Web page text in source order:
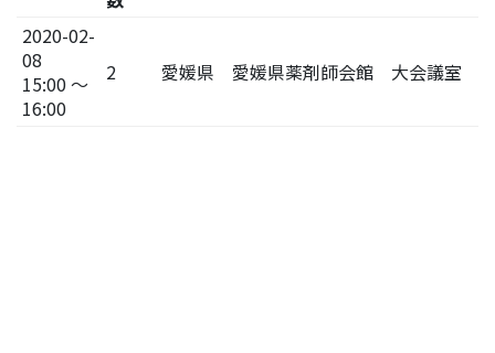
2020-02-
08
15:00 ～
16:00
2 愛媛県 愛媛県薬剤師会館 大会議室